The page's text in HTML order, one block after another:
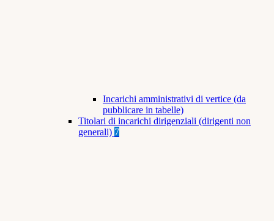
Incarichi amministrativi di vertice (da
pubblicare in tabelle)
Titolari di incarichi dirigenziali (dirigenti non
generali) 7